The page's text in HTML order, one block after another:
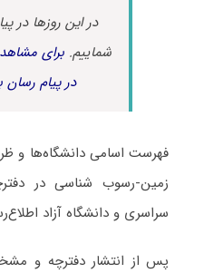
در این روزها در
شماییم.برای
در پیام رسان
فهرست اسامی دانشگاه‌ها و
زمین-رسوب شناسی در
سراسری و دانشگاه آزاد
پس از انتشار دفترچه و